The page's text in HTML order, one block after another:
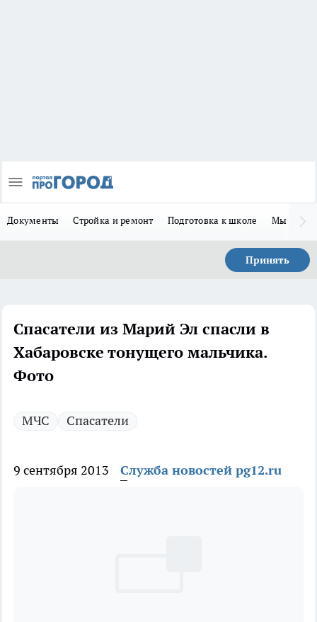
Документы Стройка и ремонт Подготовка к школе Мы в MAX
Принять
Спасатели из Марий Эл спасли в
Хабаровске тонущего мальчика.
Фото
МЧС Спасатели
9 сентября 2013 Служба новостей pg12.ru